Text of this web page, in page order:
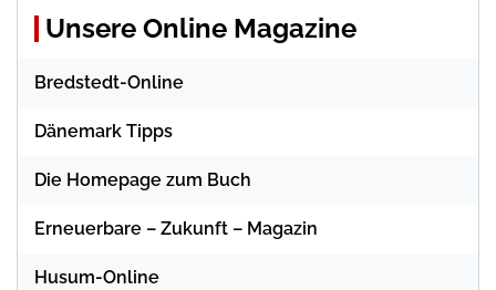
Unsere Online Magazine
Bredstedt-Online
Dänemark Tipps
Die Homepage zum Buch
Erneuerbare – Zukunft – Magazin
Husum-Online